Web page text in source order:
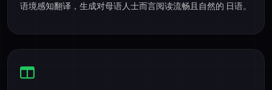
语境感知翻译，生成对母语人士而言阅读流畅且自然的 日语。